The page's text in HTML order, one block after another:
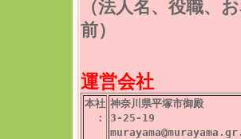
（法人名、役職、
前）
運営会社
本社
：
神奈川県平塚市御殿
3-25-19